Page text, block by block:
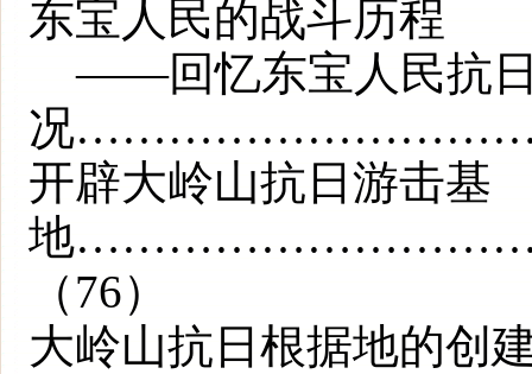
东宝人民的战斗历程
——回忆东宝人民抗日
况
开辟大岭山抗日游击基
地
（76）
大岭山抗日根据地的创